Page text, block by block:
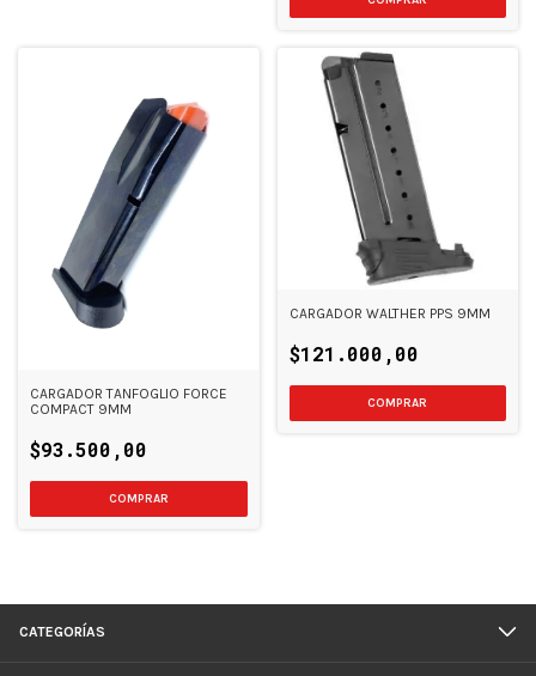
CARGADOR TANFOGLIO FORCE
COMPACT 9MM
$93.500,00
CARGADOR WALTHER PPS 9MM
$121.000,00
CATEGORÍAS